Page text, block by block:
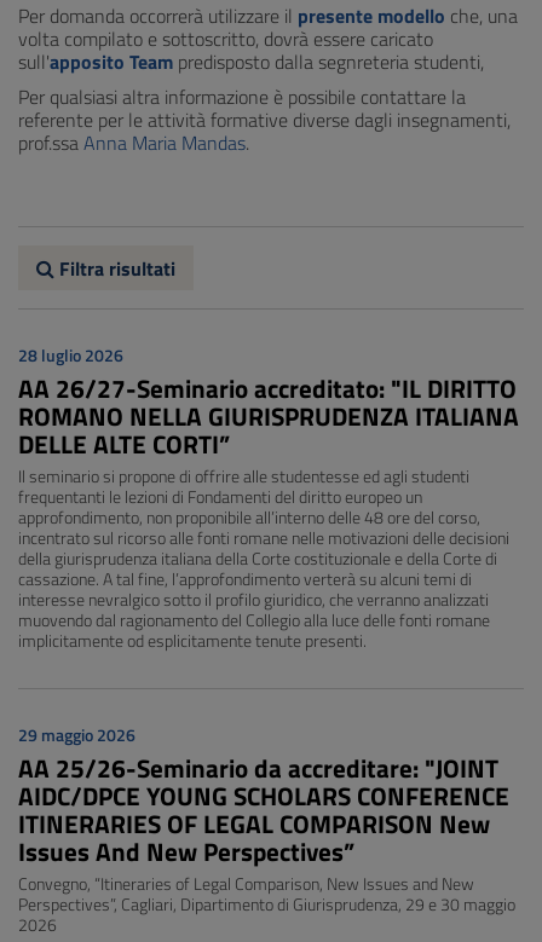
Per domanda occorrerà utilizzare il presente modello che, una
volta compilato e sottoscritto, dovrà essere caricato
sull'apposito Team predisposto dalla segnreteria studenti,
Per qualsiasi altra informazione è possibile contattare la
referente per le attività formative diverse dagli insegnamenti,
prof.ssaAnna Maria Mandas.
Filtra risultati
28 luglio 2026
AA 26/27-Seminario accreditato: "IL DIRITTO
ROMANO NELLA GIURISPRUDENZA ITALIANA
DELLE ALTE CORTI”
Il seminario si propone di offrire alle studentesse ed agli studenti
frequentanti le lezioni di Fondamenti del diritto europeo un
approfondimento, non proponibile all’interno delle 48 ore del corso,
incentrato sul ricorso alle fonti romane nelle motivazioni delle decisioni
della giurisprudenza italiana della Corte costituzionale e della Corte di
cassazione. A tal fine, l’approfondimento verterà su alcuni temi di
interesse nevralgico sotto il profilo giuridico, che verranno analizzati
muovendo dal ragionamento del Collegio alla luce delle fonti romane
implicitamente od esplicitamente tenute presenti.
29 maggio 2026
AA 25/26-Seminario da accreditare: "JOINT
AIDC/DPCE YOUNG SCHOLARS CONFERENCE
ITINERARIES OF LEGAL COMPARISON New
Issues And New Perspectives”
Convegno, “Itineraries of Legal Comparison, New Issues and New
Perspectives”, Cagliari, Dipartimento di Giurisprudenza, 29 e 30 maggio
2026